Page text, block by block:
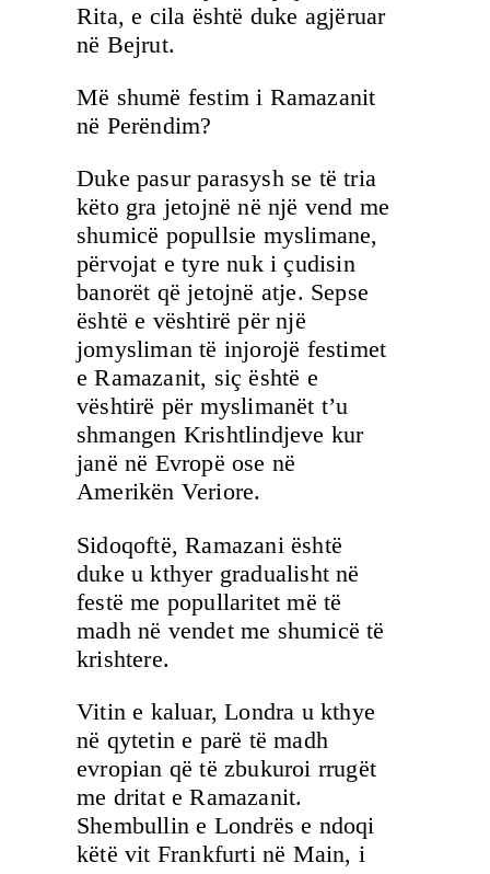
Rita, e cila është duke agjëruar
në Bejrut.
Më shumë festim i Ramazanit
në Perëndim?
Duke pasur parasysh se të tria
këto gra jetojnë në një vend me
shumicë popullsie myslimane,
përvojat e tyre nuk i çudisin
banorët që jetojnë atje. Sepse
është e vështirë për një
jomysliman të injorojë festimet
e Ramazanit, siç është e
vështirë për myslimanët t’u
shmangen Krishtlindjeve kur
janë në Evropë ose në
Amerikën Veriore.
Sidoqoftë, Ramazani është
duke u kthyer gradualisht në
festë me popullaritet më të
madh në vendet me shumicë të
krishtere.
Vitin e kaluar, Londra u kthye
në qytetin e parë të madh
evropian që të zbukuroi rrugët
me dritat e Ramazanit.
Shembullin e Londrës e ndoqi
këtë vit Frankfurti në Main, i